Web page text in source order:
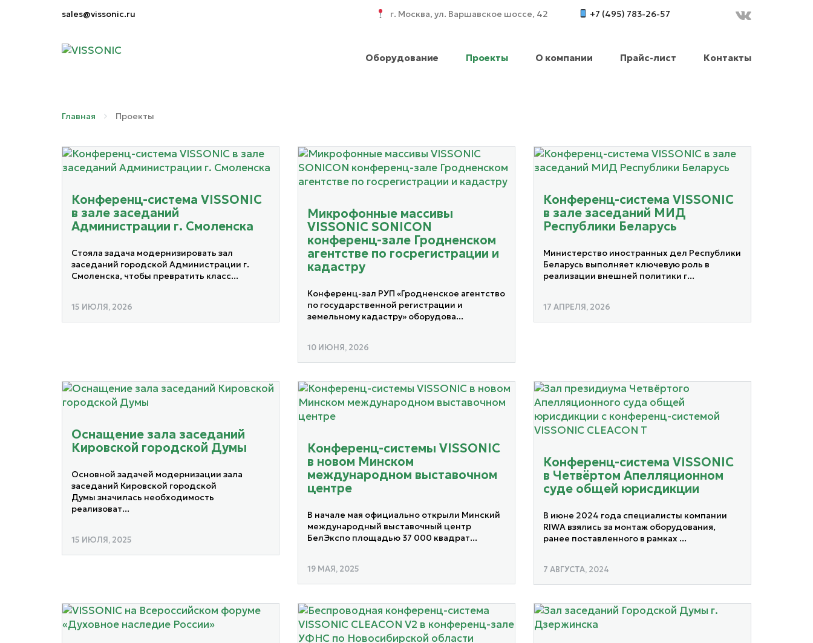
sales@vissonic.ru г. Москва, ул. Варшавское шоссе, 42 +7 (495) 783-26-57
Оборудование Проекты О компании Прайс-лист Контакты
Главная Проекты
Конференц-система VISSONIC
в зале заседаний
Администрации г. Смоленска
Стояла задача модернизировать зал
заседаний городской Администрации г.
Смоленска, чтобы превратить класс...
15 ИЮЛЯ, 2026
Микрофонные массивы
VISSONIC SONICON
конференц-зале Гродненском
агентстве по госрегистрации и
кадастру
Конференц-зал РУП «Гродненское агентство
по государственной регистрации и
земельному кадастру» оборудова...
10 ИЮНЯ, 2026
Конференц-система VISSONIC
в зале заседаний МИД
Республики Беларусь
Министерство иностранных дел Республики
Беларусь выполняет ключевую роль в
реализации внешней политики г...
17 АПРЕЛЯ, 2026
Оснащение зала заседаний
Кировской городской Думы
Основной задачей модернизации зала
заседаний Кировской городской
Думы значилась необходимость
реализоват...
15 ИЮЛЯ, 2025
Конференц-системы VISSONIC
в новом Минском
международном выставочном
центре
В начале мая официально открыли Минский
международный выставочный центр
БелЭкспо площадью 37 000 квадрат...
19 МАЯ, 2025
Конференц-система VISSONIC
в Четвёртом Апелляционном
суде общей юрисдикции
В июне 2024 года специалисты компании
RIWA взялись за монтаж оборудования,
ранее поставленного в рамках ...
7 АВГУСТА, 2024